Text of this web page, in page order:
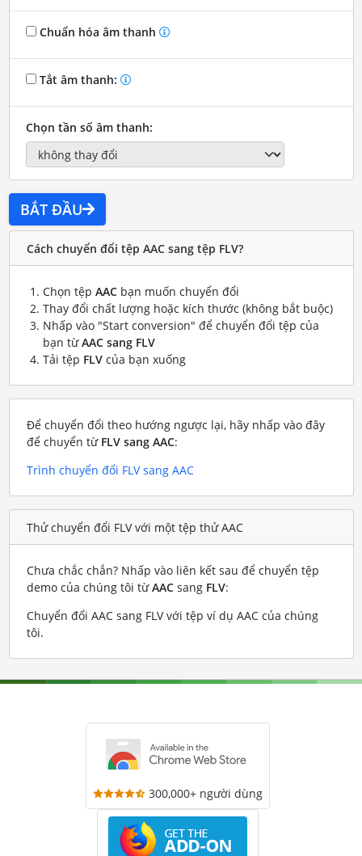
Chuẩn hóa âm thanh
Tắt âm thanh:
Chọn tần số âm thanh:
BẮT ĐẦU
Cách chuyển đổi tệp AAC sang tệp FLV?
Chọn tệp AACbạn muốn chuyển đổi
Thay đổi chất lượng hoặc kích thước (không bắt buộc)
Nhấp vào "Start conversion" để chuyển đổi tệp của
bạn từAAC sang FLV
Tải tệp FLVcủa bạn xuống
Để chuyển đổi theo hướng ngược lại, hãy nhấp vào đây
để chuyển từ FLV sang AAC:
Trình chuyển đổi FLV sang AAC
Thử chuyển đổi FLV với một tệp thử AAC
Chưa chắc chắn? Nhấp vào liên kết sau để chuyển tệp
demo của chúng tôi từAACsang FLV:
Chuyển đổi AAC sang FLV với tệp ví dụ AAC của chúng
tôi.
300,000+ người dùng